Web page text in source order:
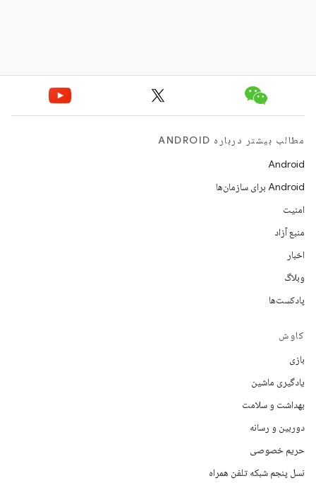
مطالب بیشتر درباره ANDROID
Android
Android برای سازمان‌ها
امنیت
منبع آزاد
اخبار
وبلاگ
پادکست‌ها
کاوش
بازی
یادگیری ماشین
بهداشت و سلامت
دوربین و رسانه
حریم خصوصی
نسل پنجم شبکه تلفن همراه